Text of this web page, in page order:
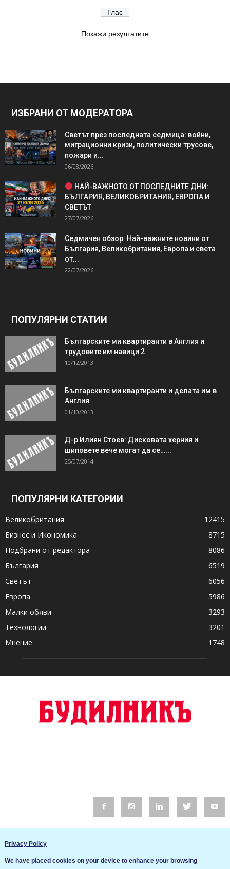
Покажи резултатите
ИЗБРАНИ ОТ МОДЕРАТОРА
Светът през последната седмица: войни,
миграционни кризи, политически трусове,
пожари и...
06/08/2026
НАЙ-ВАЖНОТО ОТ ПОСЛЕДНИТЕ ДНИ:
БЪЛГАРИЯ, ВЕЛИКОБРИТАНИЯ, ЕВРОПА И
СВЕТЪТ
27/07/2026
Седмичен обзор: Най-важните новини от
България, Великобритания, Европа и света
от...
22/07/2026
ПОПУЛЯРНИ СТАТИИ
Българските ми квартиранти в Англия и
трудовите им навици 2
10/12/2013
Българските ми квартиранти и делата им в
Англия
01/10/2013
Д-р Илиян Стоев: Дисковата херния и
шиповете вече могат да се…...
25/07/2014
ПОПУЛЯРНИ КАТЕГОРИИ
Великобритания
12415
Бизнес и Икономика
8715
Подбрани от редактора
8086
България
6519
Светът
6056
Европа
5986
Малки обяви
3293
Технологии
3201
Мнение
1748
Privacy Policy
We have placed cookies on your device to enhance your browsing